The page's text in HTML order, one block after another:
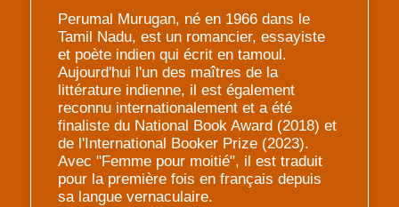
Perumal Murugan, né en 1966 dans le
Tamil Nadu, est un romancier, essayiste
et poète indien qui écrit en tamoul.
Aujourd'hui l'un des maîtres de la
littérature indienne, il est également
reconnu internationalement et a été
finaliste du National Book Award (2018) et
de l'International Booker Prize (2023).
Avec "Femme pour moitié", il est traduit
pour la première fois en français depuis
sa langue vernaculaire.